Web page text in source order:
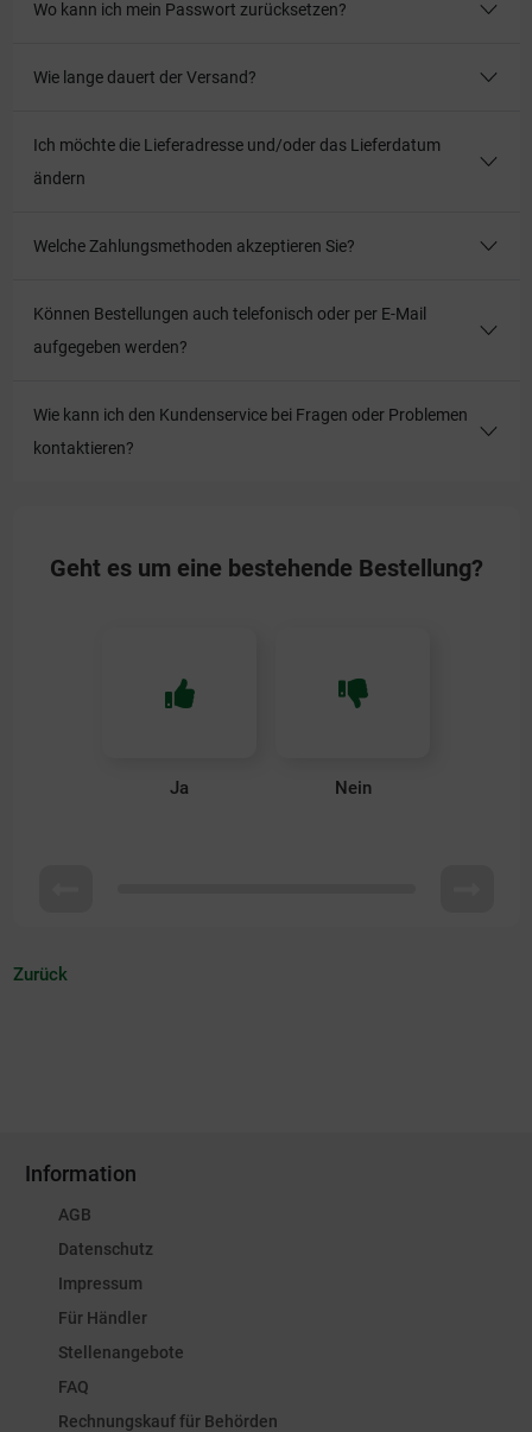
Wo kann ich mein Passwort zurücksetzen?
Wie lange dauert der Versand?
Ich möchte die Lieferadresse und/oder das Lieferdatum
ändern
Welche Zahlungsmethoden akzeptieren Sie?
Können Bestellungen auch telefonisch oder per E-Mail
aufgegeben werden?
Wie kann ich den Kundenservice bei Fragen oder Problemen
kontaktieren?
Geht es um eine bestehende Bestellung?
Ja Nein
Zurück
Information
AGB
Datenschutz
Impressum
Für Händler
Stellenangebote
FAQ
Rechnungskauf für Behörden